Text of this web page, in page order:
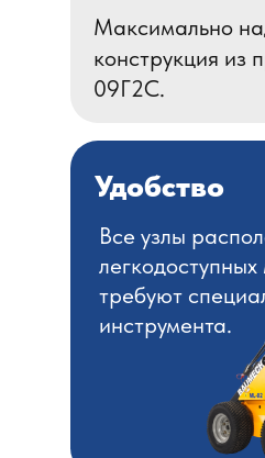
Удобство
Все узлы
требуют
инструмента.
Максимально
конструкция из
09Г2С.